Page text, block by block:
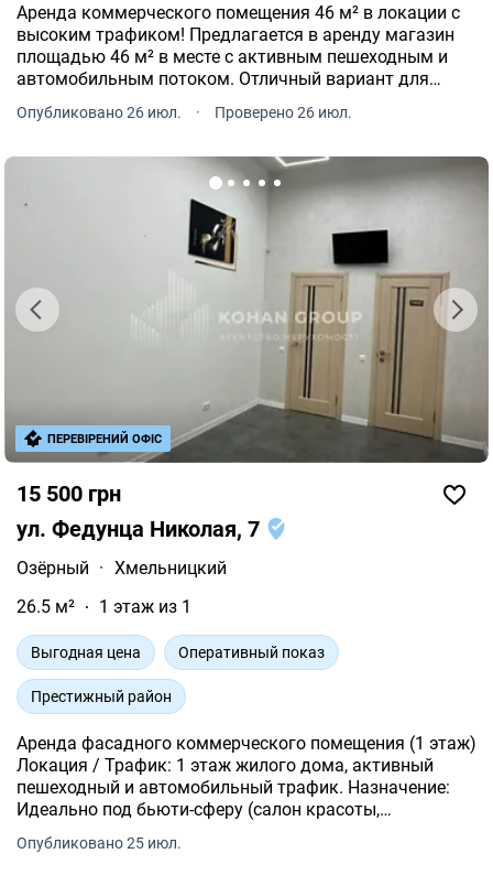
Аренда коммерческого помещения 46 м² в локации с
высоким трафиком! Предлагается в аренду магазин
площадью 46 м² в месте с активным пешеходным и
автомобильным потоком. Отличный вариант для
магазина непродовольственных товаров, салона,
офиса, шоурума, аптеки или сферы услуг.
Опубликовано 26 июл. · Проверено 26 июл.
15 500 грн
ул. Федунца Николая, 7
Озёрный · Хмельницкий
26.5 м²
1 этаж из 1
Выгодная цена Оперативный показ
Престижный район
Аренда фасадного коммерческого помещения (1 этаж)
Локация / Трафик: 1 этаж жилого дома, активный
пешеходный и автомобильный трафик. Назначение:
Идеально под бьюти-сферу (салон красоты,
эстетическая медицина).
Опубликовано 25 июл.
ПЕРЕВІРЕНИЙ ОФІС